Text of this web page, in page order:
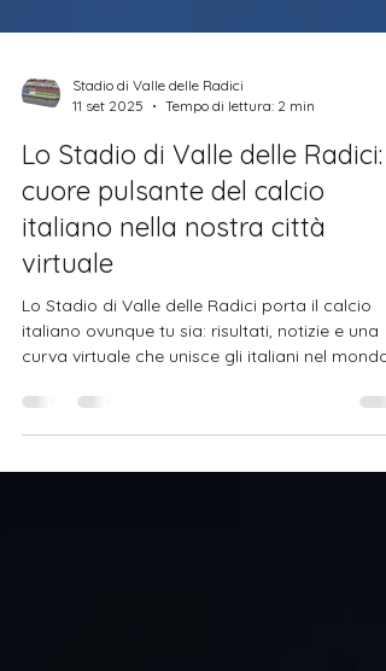
11 set 2025
Tempo di lettura: 2 min
Lo Stadio di Valle delle Radici: il
cuore pulsante del calcio
italiano nella nostra città
virtuale
Lo Stadio di Valle delle Radici porta il calcio
curva virtuale che unisce gli italiani nel mondo